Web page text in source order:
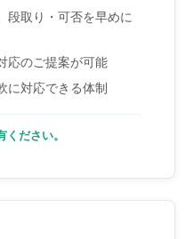
段取り・可否を早めに
応のご提案が可能
に対応できる体制
ください。